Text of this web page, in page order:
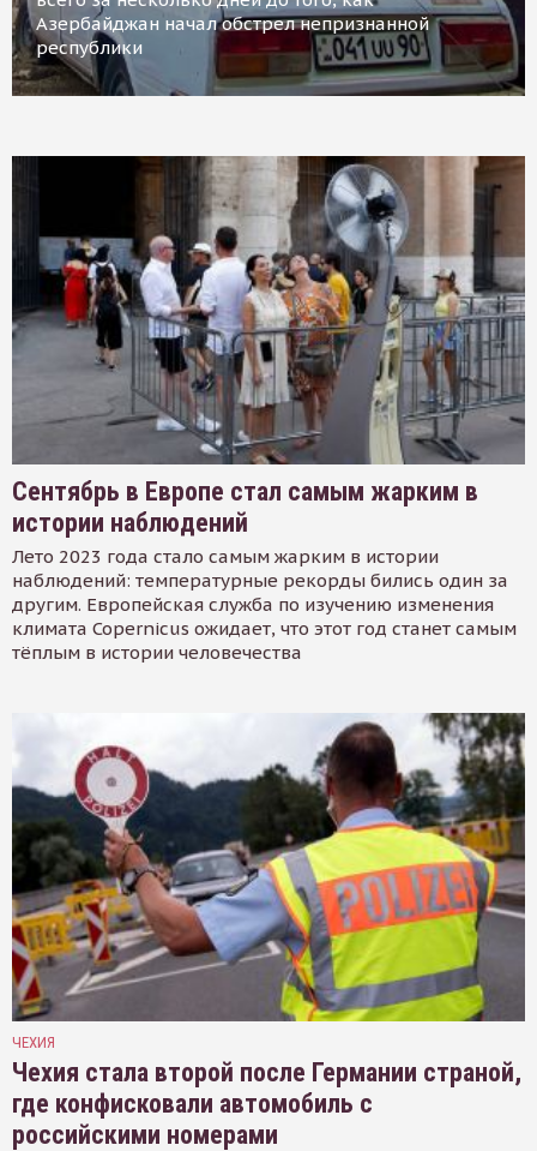
Азербайджан начал обстрел непризнанной
республики
Сентябрь в Европе стал самым жарким в
истории наблюдений
Лето 2023 года стало самым жарким в истории
наблюдений: температурные рекорды бились один за
другим. Европейская служба по изучению изменения
климата Copernicus ожидает, что этот год станет самым
тёплым в истории человечества
ЧЕХИЯ
Чехия стала второй после Германии страной,
где конфисковали автомобиль с
российскими номерами